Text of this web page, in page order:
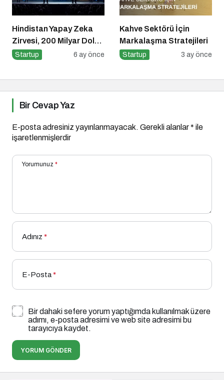
Hindistan Yapay Zeka
Zirvesi, 200 Milyar Dolar
ve El Tutuşmayan İki
Startup 6 ay önce
Kahve Sektörü İçin
Markalaşma Stratejileri
Startup 3 ay önce
Bir Cevap Yaz
E-posta adresiniz yayınlanmayacak. Gerekli alanlar* ile
işaretlenmişlerdir
Yorumunuz *
Adınız *
E-Posta*
Bir dahaki sefere yorum yaptığımda kullanılmak üzere
adımı, e-posta adresimi ve web site adresimi bu
tarayıcıya kaydet.
YORUM GÖNDER